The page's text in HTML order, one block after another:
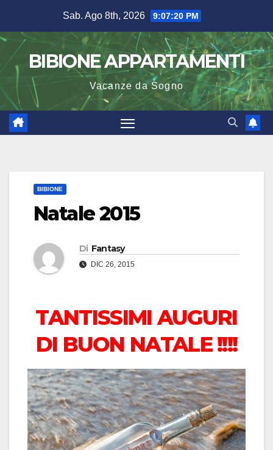
contenuto
Sab. Ago 8th, 2026 9:07:20 PM
BIBIONE APPARTAMENTI
Vacanze da Sogno
BIBIONE
Natale 2015
Di Fantasy
DIC 26, 2015
TANTISSIMI AUGURI
DI BUON NATALE !!!!